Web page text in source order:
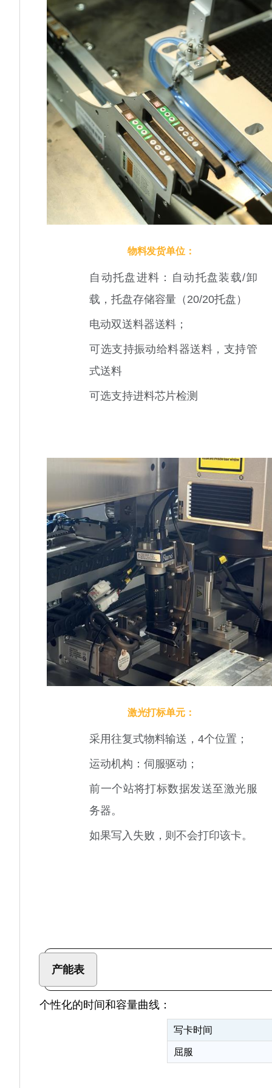
物料发货单位：
自动托盘进料：自动托盘装载/卸
载，托盘存储容量（20/20托盘）
电动双送料器送料；
可选支持振动给料器送料，支持管
式送料
可选支持进料芯片检测
激光打标单元：
采用往复式物料输送，4个位置；
运动机构：伺服驱动；
前一个站将打标数据发送至激光服
务器。
如果写入失败，则不会打印该卡。
产能表
个性化的时间和容量曲线：
写卡时间
屈服